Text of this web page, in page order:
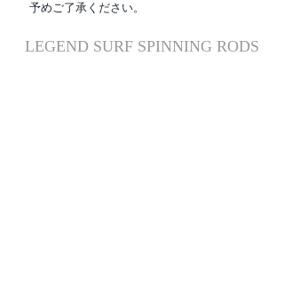
予めご了承ください。
LEGEND SURF SPINNING RODS